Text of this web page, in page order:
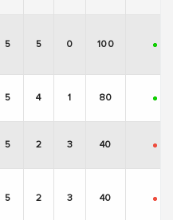
5 5 0 100 +
5 4 1 80 +
5 2 3 40 -
5 2 3 40 -